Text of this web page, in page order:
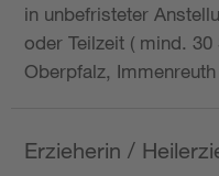
in unbefristeter
oder Teilzeit ( mind.
Oberpfalz, Immenreuth
Erzieherin /